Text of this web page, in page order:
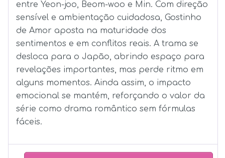
entre Yeon-joo, Beom-woo e Min. Com direção
sensível e ambientação cuidadosa, Gostinho
de Amor aposta na maturidade dos
sentimentos e em conflitos reais. A trama se
desloca para o Japão, abrindo espaço para
revelações importantes, mas perde ritmo em
alguns momentos. Ainda assim, o impacto
emocional se mantém, reforçando o valor da
série como drama romântico sem fórmulas
fáceis.